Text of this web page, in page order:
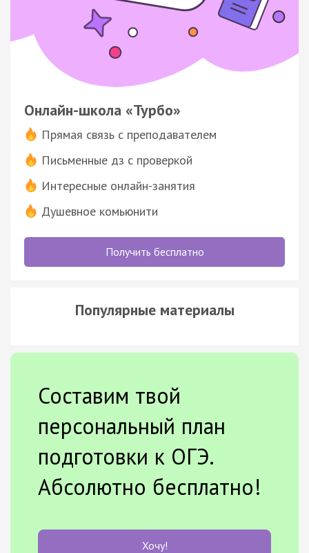
Онлайн-школа «Турбо»
Прямая связь с преподавателем
Письменные дз с проверкой
Интересные онлайн-занятия
Душевное комьюнити
Получить бесплатно
Популярные материалы
Составим твой
персональный план
подготовки к ОГЭ.
Абсолютно бесплатно!
Хочу!